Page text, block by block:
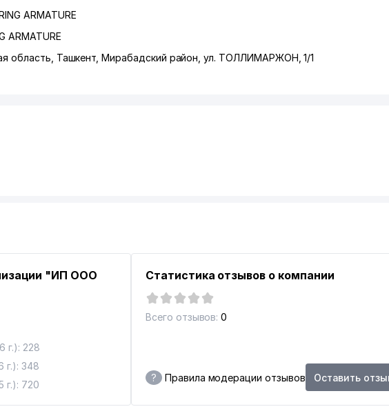
ARMATURE
ARMATURE
область Ташкент ,Мирабадский район ,ул. ТОЛЛИМАРЖОН , 1/1
"ИП ООО
г.): 228
г.): 348
г.): 720
Статистика отзывов о компании
Всего отзывов: 0
? Правила модерации отзывов Оставить